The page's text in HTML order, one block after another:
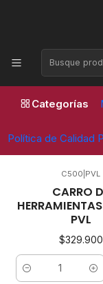
Categorías
Política de Calidad
Horario de
Inicio
Carros
C500 PVL
CARRO
PVL
$329.900
Cantidad